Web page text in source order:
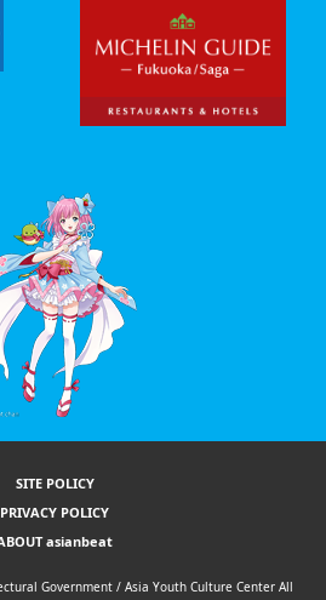
SITE POLICY
PRIVACY POLICY
asianbeat
Government / Asia Youth Culture Center All